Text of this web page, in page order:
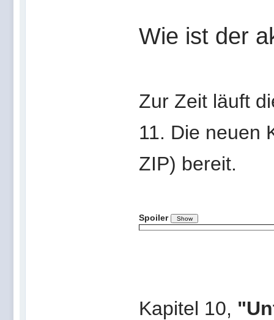
Wie ist der
Zur Zeit läuft
11. Die neuen
ZIP) bereit.
Spoiler
Kapitel 10,